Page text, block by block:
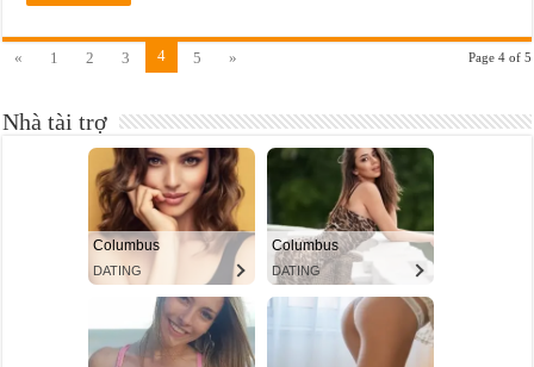
Page 4 of 5
« 1 2 3 4 5 »
Nhà tài trợ